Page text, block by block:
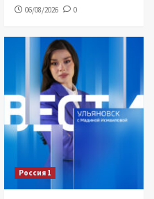
06/08/2026 0
Россия 1